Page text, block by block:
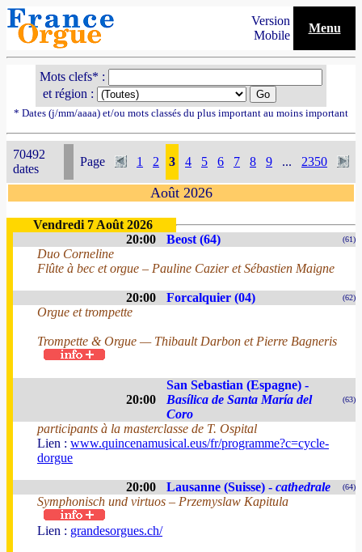
Version
Mobile
Menu
Mots clefs* :
et région :
* Dates (j/mm/aaaa) et/ou mots classés du plus important au moins important
70492
dates
Page 1 2 3 4 5 6 7 8 9 ... 2350
Août 2026
Vendredi 7 Août 2026
20:00
Beost (64) (61)
Duo Corneline
Flûte à bec et orgue – Pauline Cazier et Sébastien Maigne
20:00 Forcalquier (04) (62)
Orgue et trompette
Trompette & Orgue — Thibault Darbon et Pierre Bagneris
20:00
San Sebastian (Espagne) -
Basílica de Santa María del
Coro
(63)
participants à la masterclasse de T. Ospital
Lien : www.quincenamusical.eus/fr/programme?c=cycle-
dorgue
20:00 Lausanne (Suisse) - cathedrale (64)
Symphonisch und virtuos – Przemyslaw Kapitula
Lien : grandesorgues.ch/